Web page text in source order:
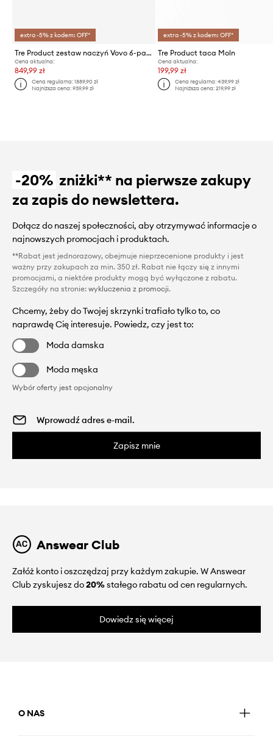
extra -5% z kodem: OFF*
Tre Product zestaw naczyń Vovo 6-pack
Cena aktualna:
849,99 zł
Cena regularna:1889,90 zł
Najniższa cena:939,99 zł
extra -5% z kodem: OFF*
Tre Product taca Moln
Cena aktualna:
199,99 zł
Cena regularna: 439,99 zł
Najniższa cena: 219,99 zł
-20% zniżki** na pierwsze zakupy
za zapis do newslettera.
Dołącz do naszej społeczności, aby otrzymywać informacje o
najnowszych promocjach i produktach.
**Rabat jest jednorazowy, obejmuje nieprzecenione produkty i jest
ważny przy zakupach za min. 350 zł. Rabat nie łączy się z innymi
promocjami, a niektóre produkty mogą być wyłączone z rabatu.
Szczegóły na stronie: wykluczenia z promocji.
Chcemy, żeby do Twojej skrzynki trafiało tylko to, co
naprawdę Cię interesuje. Powiedz, czy jest to:
Moda damska
Moda męska
Wybór oferty jest opcjonalny
Zapisz mnie
Answear Club
Załóż konto i oszczędzaj przy każdym zakupie. W Answear
Club zyskujesz do20%stałego rabatu od cen regularnych.
Dowiedz się więcej
O NAS